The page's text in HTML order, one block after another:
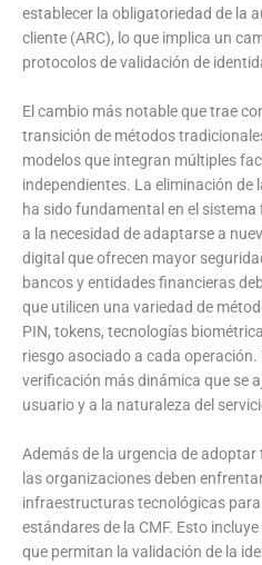
establecer la obligatoriedad de la
cliente (ARC), lo que implica un
protocolos de validación de
El cambio más notable que trae
transición de métodos
modelos que integran múltiples
independientes. La eliminación de
ha sido fundamental en el
a la necesidad de adaptarse a
digital que ofrecen mayor
bancos y entidades financieras
que utilicen una variedad de
PIN, tokens, tecnologías
riesgo asociado a cada
verificación más dinámica que se
usuario y a la naturaleza del
Además de la urgencia de
las organizaciones deben
infraestructuras tecnológicas
estándares de la CMF. Esto
que permitan la validación de la